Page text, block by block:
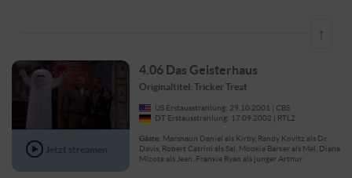
↑
Jetzt streamen
4.06 Das Geisterhaus
Originaltitel: Tricker Treat
US Erstausstrahlung: 29.10.2001 | CBS
DT Erstausstrahlung: 17.09.2002 | RTL2
Gäste: Marshaun Daniel als Kirby, Randy Kovitz als Dr.
Davis, Robert Catrini als Sal, Mookie Barker als Mel, Diana
Mizota als Jean, Frankie Ryan als junger Arthur